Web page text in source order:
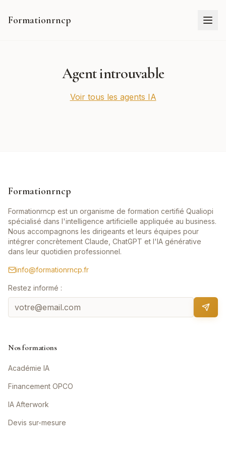
Formationrncp
Agent introuvable
Voir tous les agents IA
Formationrncp
Formationrncp est un organisme de formation certifié Qualiopi
spécialisé dans l'intelligence artificielle appliquée au business.
Nous accompagnons les dirigeants et leurs équipes pour
intégrer concrètement Claude, ChatGPT et l'IA générative
dans leur quotidien professionnel.
info@formationrncp.fr
Restez informé :
Nos formations
Académie IA
Financement OPCO
IA Afterwork
Devis sur-mesure